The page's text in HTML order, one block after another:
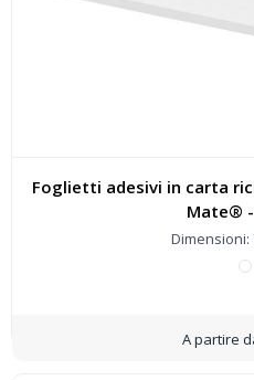
Foglietti adesivi in carta
Mate®
Dimensioni: